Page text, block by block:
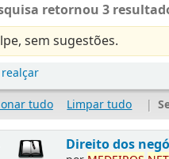
retornou 3
sem sugestões.
tudo
Limpar tudo |
Direito dos